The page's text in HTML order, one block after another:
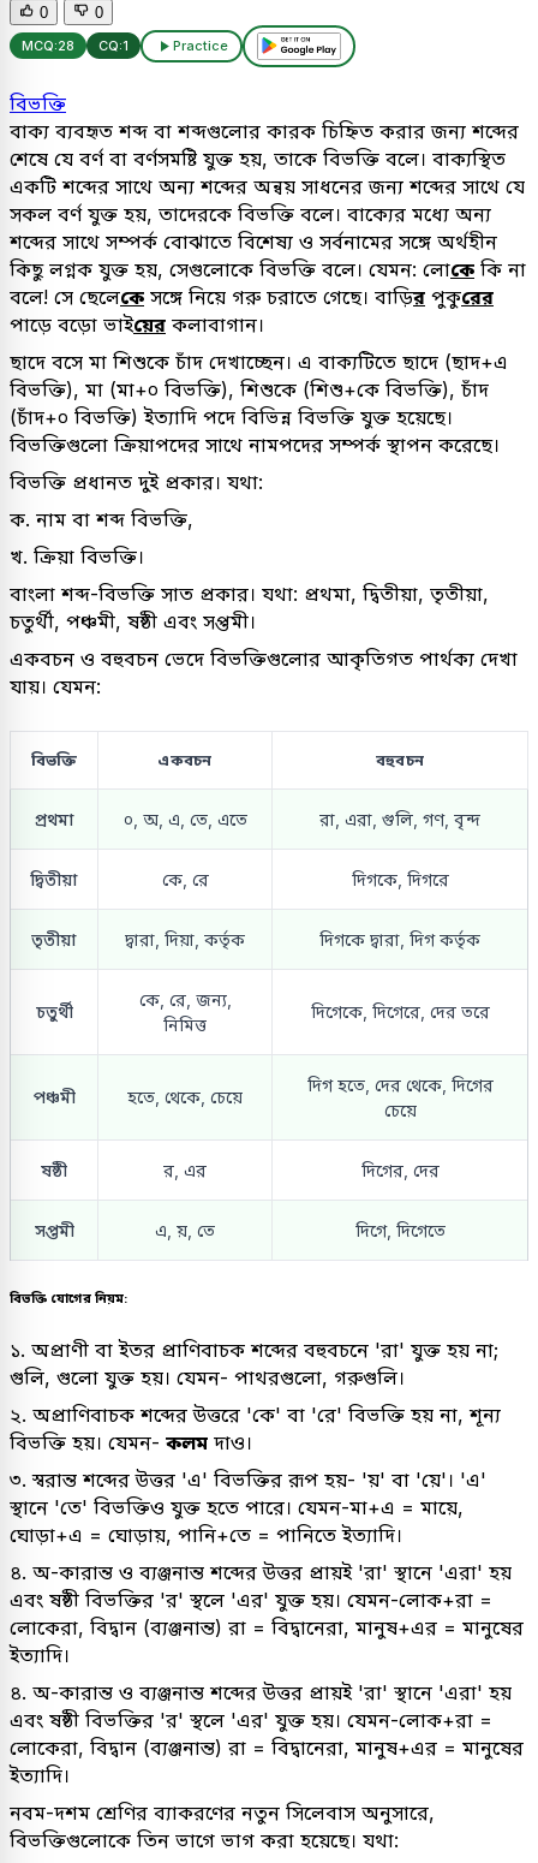
0 0
MCQ:28 CQ:1 Practice
বিভক্তি
বাক্য ব্যবহৃত শব্দ বা শব্দগুলোর কারক চিহ্নিত করার জন্য শব্দের
শেষে যে বর্ণ বা বর্ণসমষ্টি যুক্ত হয়, তাকে বিভক্তি বলে। বাক্যস্থিত
একটি শব্দের সাথে অন্য শব্দের অন্বয় সাধনের জন্য শব্দের সাথে যে
সকল বর্ণ যুক্ত হয়, তাদেরকে বিভক্তি বলে। বাক্যের মধ্যে অন্য
শব্দের সাথে সম্পর্ক বোঝাতে বিশেষ্য ও সর্বনামের সঙ্গে অর্থহীন
কিছু লগ্নক যুক্ত হয়, সেগুলোকে বিভক্তি বলে। যেমন: লোকে কি না
বলে! সে ছেলেকে সঙ্গে নিয়ে গরু চরাতে গেছে। বাড়ির পুকুরের
পাড়ে বড়ো ভাইয়ের কলাবাগান।
ছাদে বসে মা শিশুকে চাঁদ দেখাচ্ছেন। এ বাক্যটিতে ছাদে (ছাদ+এ
বিভক্তি), মা (মা+০ বিভক্তি), শিশুকে (শিশু+কে বিভক্তি), চাঁদ
(চাঁদ+০ বিভক্তি) ইত্যাদি পদে বিভিন্ন বিভক্তি যুক্ত হয়েছে।
বিভক্তিগুলো ক্রিয়াপদের সাথে নামপদের সম্পর্ক স্থাপন করেছে।
বিভক্তি প্রধানত দুই প্রকার। যথা:
ক. নাম বা শব্দ বিভক্তি,
খ. ক্রিয়া বিভক্তি।
বাংলা শব্দ-বিভক্তি সাত প্রকার। যথা: প্রথমা, দ্বিতীয়া, তৃতীয়া,
চতুর্থী, পঞ্চমী, ষষ্ঠী এবং সপ্তমী।
একবচন ও বহুবচন ভেদে বিভক্তিগুলোর আকৃতিগত পার্থক্য দেখা
যায়। যেমন:
বিভক্তি একবচন বহুবচন
প্রথমা ০, অ, এ, তে, এতে রা, এরা, গুলি, গণ, বৃন্দ
দ্বিতীয়া কে, রে দিগকে, দিগরে
তৃতীয়া দ্বারা, দিয়া, কর্তৃক দিগকে দ্বারা, দিগ কর্তৃক
চতুর্থী
কে, রে, জন্য,
নিমিত্ত
দিগেকে, দিগেরে, দের তরে
পঞ্চমী হতে, থেকে, চেয়ে
দিগ হতে, দের থেকে, দিগের
চেয়ে
ষষ্ঠী র, এর দিগের, দের
সপ্তমী এ, য়, তে দিগে, দিগেতে
বিভক্তি যোগের নিয়ম:
১. অপ্রাণী বা ইতর প্রাণিবাচক শব্দের বহুবচনে 'রা' যুক্ত হয় না;
গুলি, গুলো যুক্ত হয়। যেমন- পাথরগুলো, গরুগুলি।
২. অপ্রাণিবাচক শব্দের উত্তরে 'কে' বা 'রে' বিভক্তি হয় না, শূন্য
বিভক্তি হয়। যেমন- কলম দাও।
৩. স্বরান্ত শব্দের উত্তর 'এ' বিভক্তির রূপ হয়- 'য়' বা 'য়ে'। 'এ'
স্থানে 'তে' বিভক্তিও যুক্ত হতে পারে। যেমন-মা+এ = মায়ে,
ঘোড়া+এ = ঘোড়ায়, পানি+তে = পানিতে ইত্যাদি।
৪. অ-কারান্ত ও ব্যঞ্জনান্ত শব্দের উত্তর প্রায়ই 'রা' স্থানে 'এরা' হয়
এবং ষষ্ঠী বিভক্তির 'র' স্থলে 'এর' যুক্ত হয়। যেমন-লোক+রা =
লোকেরা, বিদ্বান (ব্যঞ্জনান্ত) রা = বিদ্বানেরা, মানুষ+এর = মানুষের
ইত্যাদি।
৪. অ-কারান্ত ও ব্যঞ্জনান্ত শব্দের উত্তর প্রায়ই 'রা' স্থানে 'এরা' হয়
এবং ষষ্ঠী বিভক্তির 'র' স্থলে 'এর' যুক্ত হয়। যেমন-লোক+রা =
লোকেরা, বিদ্বান (ব্যঞ্জনান্ত) রা = বিদ্বানেরা, মানুষ+এর = মানুষের
ইত্যাদি।
নবম-দশম শ্রেণির ব্যাকরণের নতুন সিলেবাস অনুসারে,
বিভক্তিগুলোকে তিন ভাগে ভাগ করা হয়েছে। যথা: